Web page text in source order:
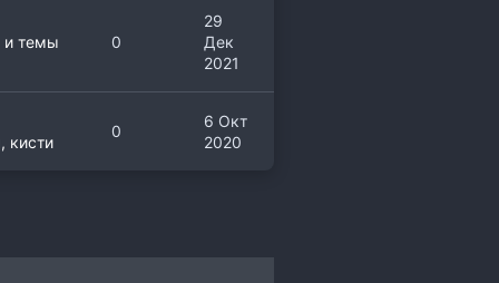
темы 0
29
Дек
2021
кисти
0
6 Окт
2020